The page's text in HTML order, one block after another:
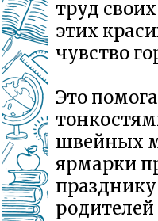
труд
этих
чувство
Это
швейных
ярмарки